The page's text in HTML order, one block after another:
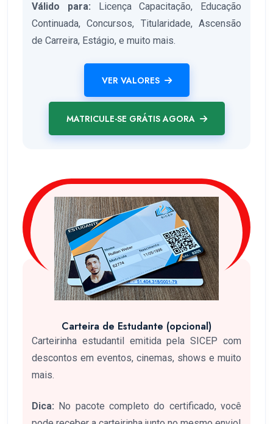
Válido para: Licença Capacitação, Educação
Continuada, Concursos, Titularidade, Ascensão
de Carreira, Estágio, e muito mais.
VER VALORES
MATRICULE-SE GRÁTIS AGORA
Carteira de Estudante (opcional)
Carteirinha estudantil emitida pela SICEP com
descontos em eventos, cinemas, shows e muito
mais.
Dica: No pacote completo do certificado, você